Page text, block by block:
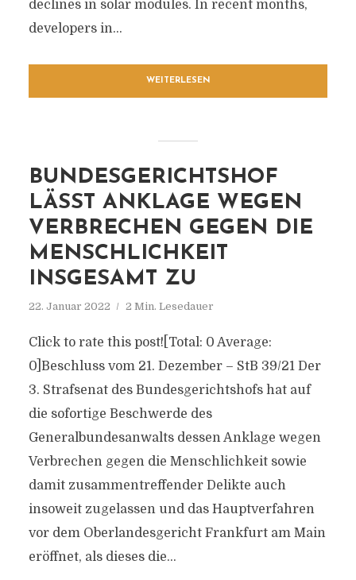
declines in solar modules. In recent months,
developers in...
WEITERLESEN
BUNDESGERICHTSHOF
LÄSST ANKLAGE WEGEN
VERBRECHEN GEGEN DIE
MENSCHLICHKEIT
INSGESAMT ZU
22. Januar 2022 2 Min. Lesedauer
Click to rate this post![Total: 0 Average:
0]Beschluss vom 21. Dezember – StB 39/21 Der
3. Strafsenat des Bundesgerichtshofs hat auf
die sofortige Beschwerde des
Generalbundesanwalts dessen Anklage wegen
Verbrechen gegen die Menschlichkeit sowie
damit zusammentreffender Delikte auch
insoweit zugelassen und das Hauptverfahren
vor dem Oberlandesgericht Frankfurt am Main
eröffnet, als dieses die...